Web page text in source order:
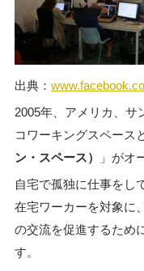
出典：
2005年、アメリカ、サ
コワーキングスペース
ン・スペース）
」がオ
自宅で孤独に仕事をし
在宅ワーカーを対象に
の交流を促進するため
す。